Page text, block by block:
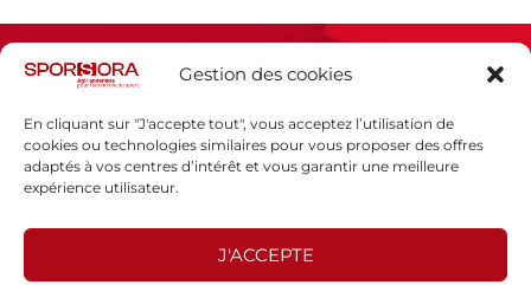
Gestion des cookies
En cliquant sur "J'accepte tout", vous acceptez l’utilisation de
cookies ou technologies similaires pour vous proposer des offres
adaptés à vos centres d’intérêt et vous garantir une meilleure
expérience utilisateur.
J'ACCEPTE
Espace presse
Politique de confidentialité